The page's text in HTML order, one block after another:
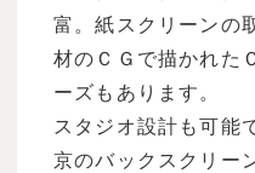
富。紙スクリーンの
材のＣＧで描かれた
ーズもあります。
スタジオ設計も可能
京のバックスクリー